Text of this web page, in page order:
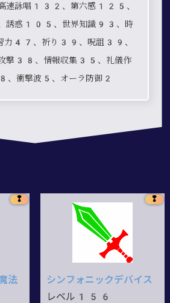
速詠唱132、第六感125、
誘惑105、世界知識93、時
力47、祈り39、呪詛39、
撃38、情報収集35、礼儀作
衝撃波5、オーラ防御2
❢
法
❢
シンフォニックデバイス
レベル156